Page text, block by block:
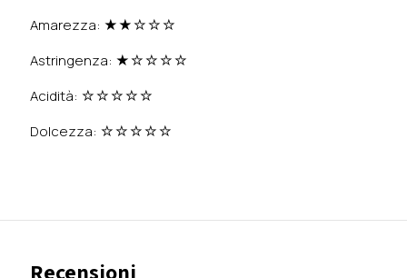
Amarezza: ★★☆☆☆
Astringenza: ★☆☆☆☆
Acidità: ☆☆☆☆☆
Dolcezza: ☆☆☆☆☆
Recensioni